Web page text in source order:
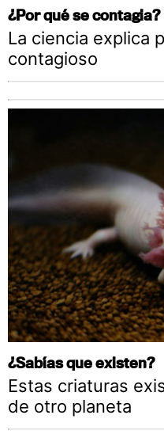
¿Por qué se contagia?
La ciencia explica
contagioso
¿Sabías que existen?
Estas criaturas
de otro planeta